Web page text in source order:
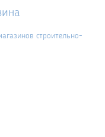
строительно-